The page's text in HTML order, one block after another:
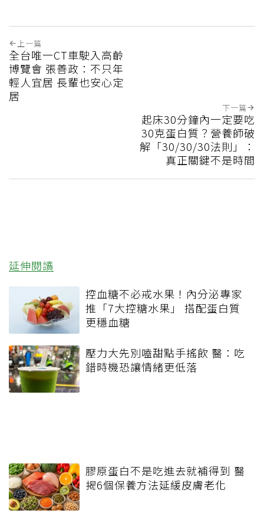
上一篇
全台唯一CT車駛入高齡
博覽會 張善政：不只年
輕人宜居 長輩也安心定
居
下一篇
起床30分鐘內一定要吃
30克蛋白質？營養師破
解「30/30/30法則」：
真正關鍵不是時間
延伸閱讀
控血糖不必戒水果！內分泌專家
推「7大控糖水果」 搭配蛋白質
更穩血糖
壓力大先別嗑甜點手搖飲 醫：吃
錯時機恐讓情緒更低落
膠原蛋白不是吃進去就補得到 醫
揭6個保養方法延緩皮膚老化